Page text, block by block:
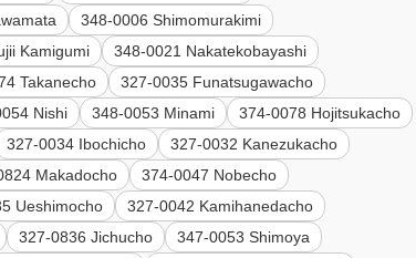
348-0006 Shimomurakimi
Kamigumi
348-0021 Nakatekobayashi
Takanecho
327-0035 Funatsugawacho
Nishi 348-0053 Minami
374-0078 Hojitsukacho
327-0034 Ibochicho
327-0032 Kanezukacho
Makadocho
374-0047 Nobecho
Ueshimocho
327-0042 Kamihanedacho
327-0836 Jichucho
347-0053 Shimoya